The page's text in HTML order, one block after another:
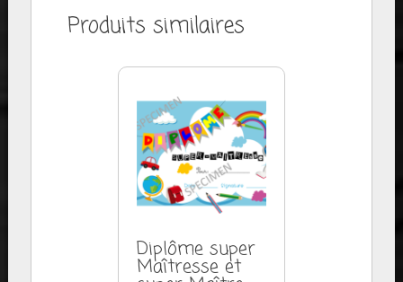
Produits similaires
Diplôme super
Maîtresse et